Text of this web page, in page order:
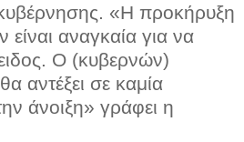
«Η προκήρυξη
αναγκαία για να
Ο (κυβερνών)
αντέξει σε καμία
άνοιξη» γράφει η